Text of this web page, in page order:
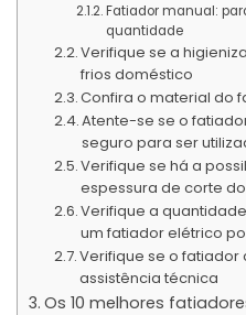
Fatiador manual:
quantidade
Verifique se a
frios doméstico
Confira o material do
Atente-se se o
seguro para ser
Verifique se há a
espessura de corte
Verifique a
um fatiador elétrico
Verifique se o fatiador
assistência técnica
Os 10 melhores